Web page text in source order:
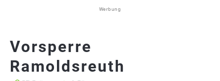
Werbung
Vorsperre
Ramoldsreuth